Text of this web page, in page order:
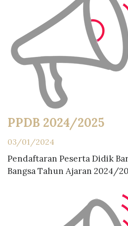
PPDB 2024/2025
03/01/2024
Pendaftaran Peserta Didik
Bangsa Tahun Ajaran 2024/